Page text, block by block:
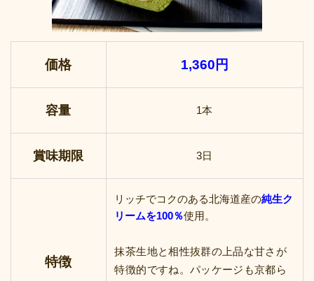
価格 1,360円
容量 1本
賞味期限 3日
特徴
リッチでコクのある北海道産の純生ク
リームを100％使用。
抹茶生地と相性抜群の上品な甘さが
特徴的ですね。パッケージも京都ら